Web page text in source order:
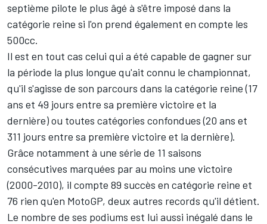
septième pilote le plus âgé à s'être imposé dans la
catégorie reine si l'on prend également en compte les
500cc.
Il est en tout cas celui qui a été capable de gagner sur
la période la plus longue qu'ait connu le championnat,
qu'il s'agisse de son parcours dans la catégorie reine (17
ans et 49 jours entre sa première victoire et la
dernière) ou toutes catégories confondues (20 ans et
311 jours entre sa première victoire et la dernière).
Grâce notamment à une série de 11 saisons
consécutives marquées par au moins une victoire
(2000-2010), il compte 89 succès en catégorie reine et
76 rien qu'en MotoGP, deux autres records qu'il détient.
Le nombre de ses podiums est lui aussi inégalé dans le